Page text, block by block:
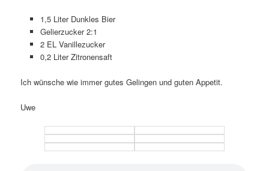
1,5 Liter Dunkles Bier
Gelierzucker 2:1
2 EL Vanillezucker
0,2 Liter Zitronensaft
Ich wünsche wie immer gutes Gelingen und guten Appetit.
Uwe